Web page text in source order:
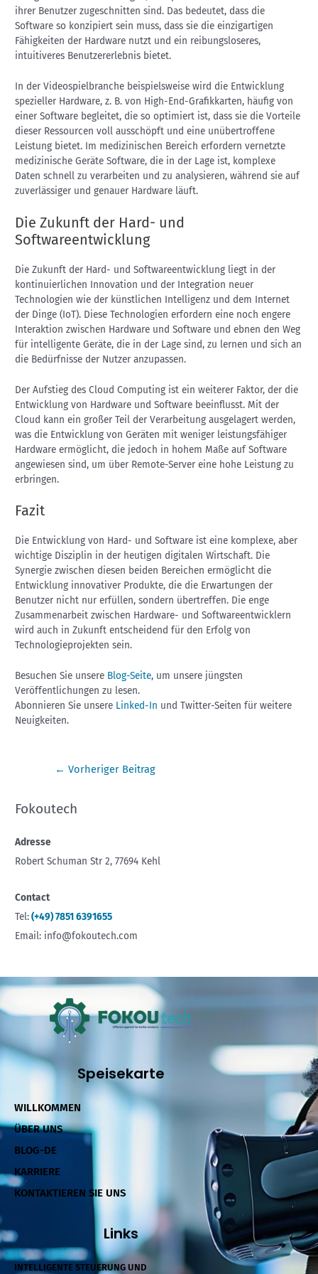
ihrer Benutzer zugeschnitten sind. Das bedeutet, dass die
Software so konzipiert sein muss, dass sie die einzigartigen
Fähigkeiten der Hardware nutzt und ein reibungsloseres,
intuitiveres Benutzererlebnis bietet.
In der Videospielbranche beispielsweise wird die Entwicklung
spezieller Hardware, z. B. von High-End-Grafikkarten, häufig von
einer Software begleitet, die so optimiert ist, dass sie die Vorteile
dieser Ressourcen voll ausschöpft und eine unübertroffene
Leistung bietet. Im medizinischen Bereich erfordern vernetzte
medizinische Geräte Software, die in der Lage ist, komplexe
Daten schnell zu verarbeiten und zu analysieren, während sie auf
zuverlässiger und genauer Hardware läuft.
Die Zukunft der Hard- und
Softwareentwicklung
Die Zukunft der Hard- und Softwareentwicklung liegt in der
kontinuierlichen Innovation und der Integration neuer
Technologien wie der künstlichen Intelligenz und dem Internet
der Dinge (IoT). Diese Technologien erfordern eine noch engere
Interaktion zwischen Hardware und Software und ebnen den Weg
für intelligente Geräte, die in der Lage sind, zu lernen und sich an
die Bedürfnisse der Nutzer anzupassen.
Der Aufstieg des Cloud Computing ist ein weiterer Faktor, der die
Entwicklung von Hardware und Software beeinflusst. Mit der
Cloud kann ein großer Teil der Verarbeitung ausgelagert werden,
was die Entwicklung von Geräten mit weniger leistungsfähiger
Hardware ermöglicht, die jedoch in hohem Maße auf Software
angewiesen sind, um über Remote-Server eine hohe Leistung zu
erbringen.
Fazit
Die Entwicklung von Hard- und Software ist eine komplexe, aber
wichtige Disziplin in der heutigen digitalen Wirtschaft. Die
Synergie zwischen diesen beiden Bereichen ermöglicht die
Entwicklung innovativer Produkte, die die Erwartungen der
Benutzer nicht nur erfüllen, sondern übertreffen. Die enge
Zusammenarbeit zwischen Hardware- und Softwareentwicklern
wird auch in Zukunft entscheidend für den Erfolg von
Technologieprojekten sein.
Besuchen Sie unsere Blog-Seite, um unsere jüngsten
Veröffentlichungen zu lesen.
Abonnieren Sie unsere Linked-In und Twitter-Seiten für weitere
Neuigkeiten.
← Vorheriger Beitrag
Fokoutech
Adresse
Robert Schuman Str 2, 77694 Kehl
Contact
Tel:(+49) 7851 6391655
Email: info@fokoutech.com
Speisekarte
WILLKOMMEN
ÜBER UNS
BLOG-DE
KARRIERE
KONTAKTIEREN SIE UNS
Links
INTELLIGENTE STEUERUNG UND